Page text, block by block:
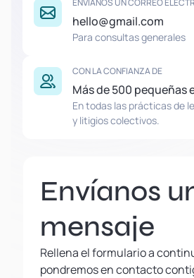
ENVÍANOS UN CORREO
hello@gmail.com
Para consultas generales
CON LA CONFIANZA DE
Más de 500 pequeñas
En todas las prácticas de
y litigios colectivos.
Envíanos
mensaje
Rellena el formulario a
pondremos en contacto